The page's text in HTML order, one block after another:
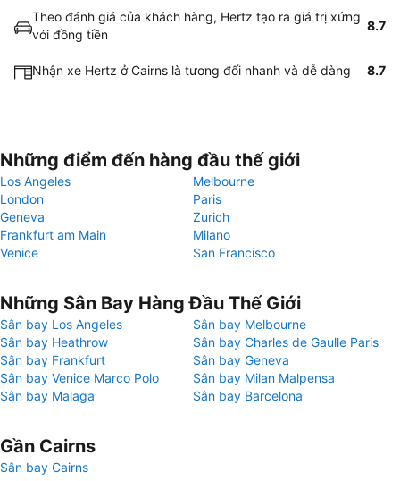
Theo đánh giá của khách hàng, Hertz tạo ra giá trị xứng
với đồng tiền
8.7
Nhận xe Hertz ở Cairns là tương đối nhanh và dễ dàng 8.7
Những điểm đến hàng đầu thế giới
Los Angeles
Melbourne
London
Paris
Geneva
Zurich
Frankfurt am Main
Milano
Venice
San Francisco
Những Sân Bay Hàng Đầu Thế Giới
Sân bay Los Angeles
Sân bay Melbourne
Sân bay Heathrow
Sân bay Charles de Gaulle Paris
Sân bay Frankfurt
Sân bay Geneva
Sân bay Venice Marco Polo
Sân bay Milan Malpensa
Sân bay Malaga
Sân bay Barcelona
Gần Cairns
Sân bay Cairns